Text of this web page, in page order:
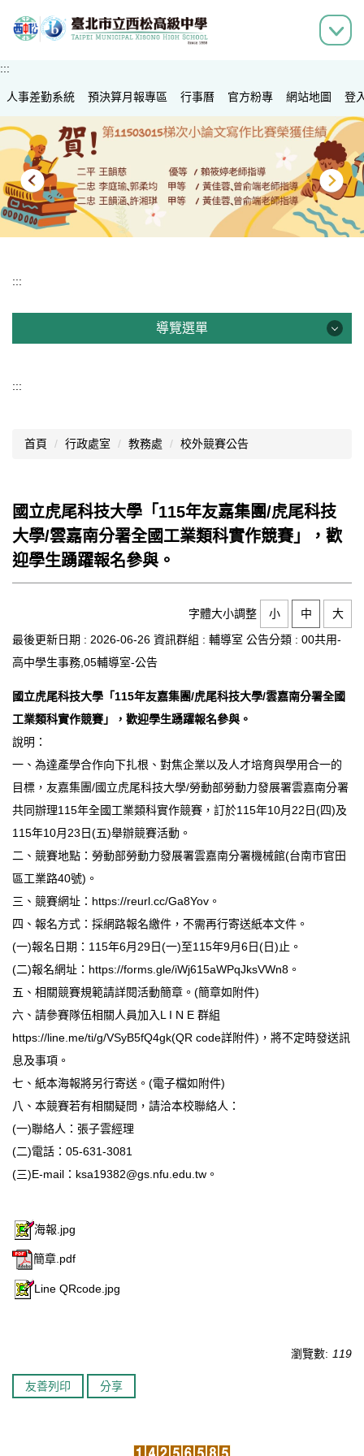
到
容
區
:::
人事差勤系統 預決算月報專區 行事曆 官方粉專 網站地圖 登
:::
導覽選單
認識西松
文件資料
西松亮點
網站管理
西松學習歷程檔案
家長會
家長專區
臺北市111年度臺北酷課雲師資增能推廣
教育品質保證
防疫在家學習專區
:::
首頁 行政處室 教務處 校外競賽公告
國立虎尾科技大學「115年友嘉集團/虎尾科技
大學/雲嘉南分署全國工業類科實作競賽」，歡
迎學生踴躍報名參與。
字體大小調整 小 中
大
最後更新日期 : 2026-06-26 資訊群組 : 輔導室 公告分類 : 00共用-
高中學生事務,05輔導室-公告
國立虎尾科技大學「115年友嘉集團/虎尾科技大學/雲嘉南分署全國
工業類科實作競賽」，歡迎學生踴躍報名參與。
說明：
一、為達產學合作向下扎根、對焦企業以及人才培育與學用合一的
目標，友嘉集團/國立虎尾科技大學/勞動部勞動力發展署雲嘉南分署
共同辦理115年全國工業類科實作競賽，訂於115年10月22日(四)及
115年10月23日(五)舉辦競賽活動。
二、競賽地點：勞動部勞動力發展署雲嘉南分署機械館(台南市官田
區工業路40號)。
三、競賽網址： https://reurl.cc/Ga8Yov 。
四、報名方式：採網路報名繳件，不需再行寄送紙本文件。
(一)報名日期：115年6月29日(一)至115年9月6日(日)止。
(二)報名網址： https://forms.gle/iWj615aWPqJksVWn8 。
五、相關競賽規範請詳閱活動簡章。(簡章如附件)
六、請參賽隊伍相關人員加入L I N E 群組
https://line.me/ti/g/VSyB5fQ4gk(QR code詳附件)，將不定時發送訊
息及事項。
七、紙本海報將另行寄送。(電子檔如附件)
八、本競賽若有相關疑問，請洽本校聯絡人：
(一)聯絡人：張子雲經理
(二)電話：05-631-3081
(三)E-mail： ksa19382@gs.nfu.edu.tw 。
海報.jpg
簡章.pdf
Line QRcode.jpg
瀏覽數: 119
友善列印 分享